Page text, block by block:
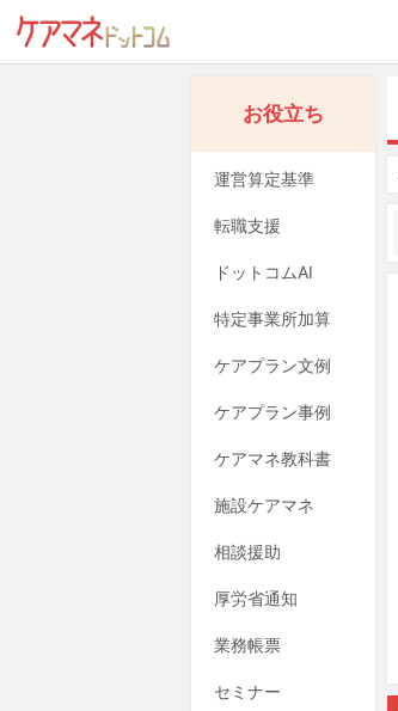
お役立ち
運営算定基準
転職支援
ドットコムAI
特定事業所加算
ケアプラン文例
ケアプラン事例
ケアマネ教科書
施設ケアマネ
相談援助
厚労省通知
業務帳票
セミナー